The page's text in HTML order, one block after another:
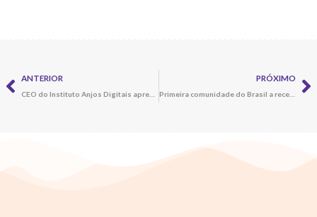
PrevANTERIOR PRÓXIMO
Primeira comunidade do Brasil a receber o Projeto “Terreiros Digitais” passa por capacitação em Maceió-AL